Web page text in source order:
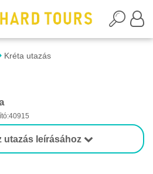
Kréta utazás
utazás leírásához